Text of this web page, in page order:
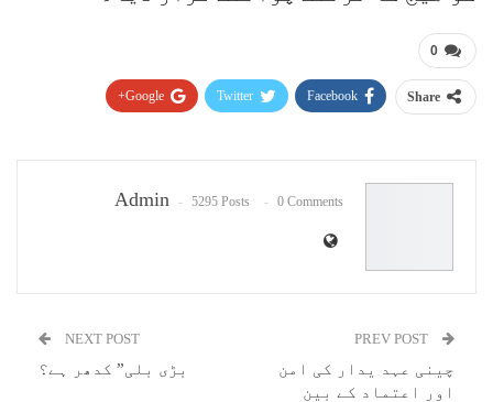
0
Share
Facebook
Twitter
Google+
Admin 5295 Posts 0 Comments
چینی عہد یدار کی امن
اور اعتماد کے بین
NEXT POST
بڑی بلی” کدھر ہے؟